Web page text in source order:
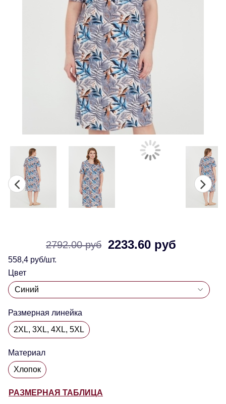
2792.00 руб 2233.60 руб
558,4 руб/шт.
Цвет
Размерная линейка
2XL, 3XL, 4XL, 5XL
Материал
Хлопок
РАЗМЕРНАЯ ТАБЛИЦА